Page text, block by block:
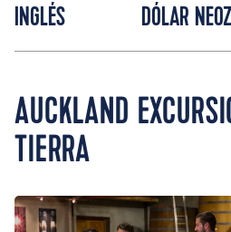
INGLÉS DÓLAR
AUCKLAND
TIERRA